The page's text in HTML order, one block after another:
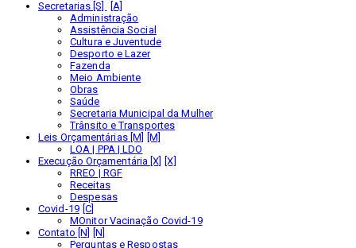
Secretarias [S]
Administração
Assistência Social
Cultura e Juventude
Desporto e Lazer
Fazenda
Meio Ambiente
Obras
Saúde
Secretaria Municipal da Mulher
Trânsito e Transportes
Leis Orçamentárias [M]
LOA | PPA | LDO
Execução Orçamentária [X]
RREO | RGF
Receitas
Despesas
Covid-19
MOnitor Vacinação Covid-19
Contato [N]
Perguntas e Respostas